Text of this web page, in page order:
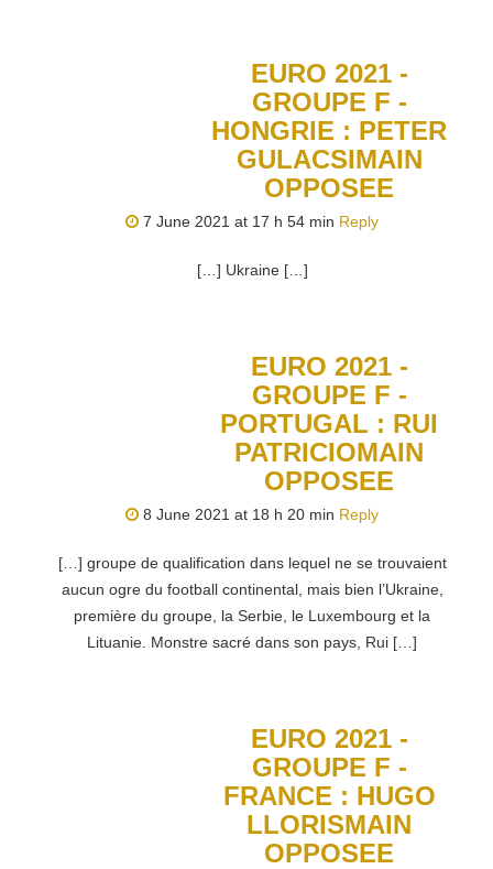
EURO 2021 -
GROUPE F -
HONGRIE : PETER
GULACSIMAIN
OPPOSEE
7 June 2021 at 17 h 54 min Reply
[…] Ukraine […]
EURO 2021 -
GROUPE F -
PORTUGAL : RUI
PATRICIOMAIN
OPPOSEE
8 June 2021 at 18 h 20 min Reply
[…] groupe de qualification dans lequel ne se trouvaient
aucun ogre du football continental, mais bien l’Ukraine,
première du groupe, la Serbie, le Luxembourg et la
Lituanie. Monstre sacré dans son pays, Rui […]
EURO 2021 -
GROUPE F -
FRANCE : HUGO
LLORISMAIN
OPPOSEE